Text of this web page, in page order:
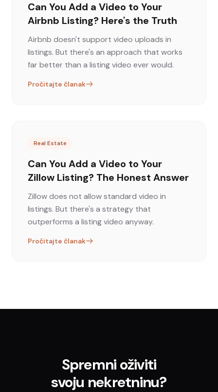
Can You Add a Video to Your
Airbnb Listing? Here's the Truth
Airbnb doesn't support video uploads in
listings. But there's an approach that works
far better than a listing video ever would.
Pročitajte članak
Real Estate
Can You Add a Video to Your
Zillow Listing? The Honest Answer
Zillow does not allow standard video in
listings. But there's a strategy that
outperforms a listing video anyway.
Pročitajte članak
Spremni oživiti
svoju nekretninu?